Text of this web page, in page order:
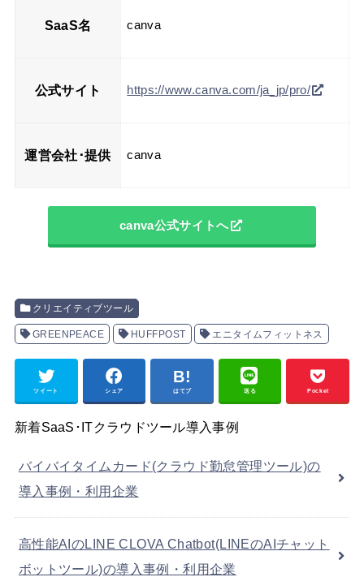
SaaS名 canva
公式サイト https://www.canva.com/ja_jp/pro/
運営会社･提供 canva
canva公式サイトへ
クリエイティブツール
GREENPEACE HUFFPOST エニタイムフィットネス
ツイート シェア はてブ 送る Pocket
新着SaaS･ITクラウドツール導入事例
バイバイタイムカード(クラウド勤怠管理ツール)の
導入事例・利用企業
高性能AIのLINE CLOVA Chatbot(LINEのAIチャット
ボットツール)の導入事例・利用企業